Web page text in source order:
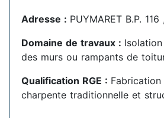
Adresse : PUYMARET B.P.
Domaine de travaux :
des murs ou rampants de
Qualification RGE :
charpente traditionnelle et